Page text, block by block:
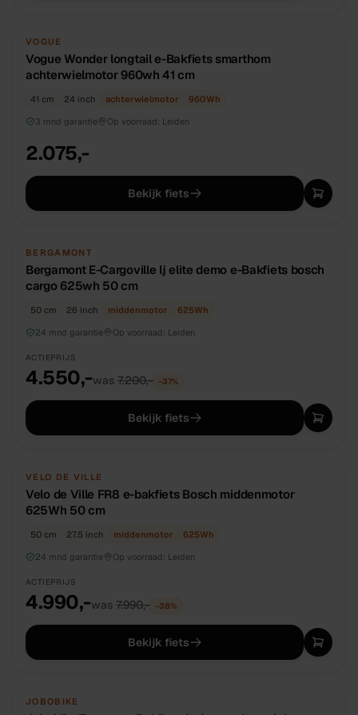
NIEUW
VOGUE
Vogue Wonder longtail e-Bakfiets smarthom
achterwielmotor 960wh 41 cm
41 cm 24 inch achterwielmotor 960Wh
3 mnd garantie
Op voorraad: Leiden
2.075,-
Bekijk fiets
TWEEDEHANDS
BERGAMONT
Bergamont E-Cargoville lj elite demo e-Bakfiets bosch
cargo 625wh 50 cm
50 cm 26 inch middenmotor 625Wh
24 mnd garantie
Op voorraad: Leiden
ACTIEPRIJS
4.550,-was 7.200,- −37%
Bekijk fiets
NIEUW
VELO DE VILLE
Velo de Ville FR8 e-bakfiets Bosch middenmotor
625Wh 50 cm
50 cm 27.5 inch middenmotor 625Wh
24 mnd garantie
Op voorraad: Leiden
ACTIEPRIJS
4.990,-was 7.990,- −38%
Bekijk fiets
NIEUW
JOBOBIKE